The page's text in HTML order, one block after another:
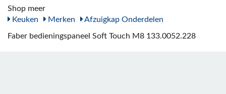
Shop meer
Keuken
Merken Afzuigkap Onderdelen
Faber bedieningspaneel Soft Touch M8 133.0052.228